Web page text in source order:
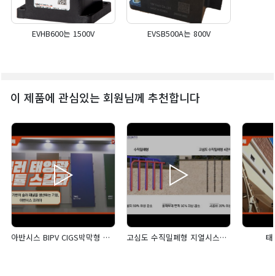
EVHB600는 1500V EVSB500A는 800V
이 제품에 관심있는 회원님께 추천합니다
아반시스 BIPV CIGS박막형 태양광패널 '스칼라' 고심도 수직밀폐형 지열시스템 딥코일300